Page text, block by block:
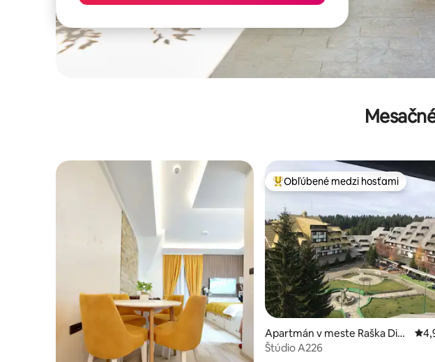
Najobľúbenejšie medzi hosťami
Obľúbené medzi hosťami
Apartmán v meste Raška Dist
rict
Štúdio A226